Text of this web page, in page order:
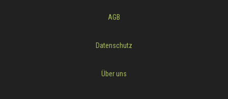
AGB
Datenschutz
Über uns